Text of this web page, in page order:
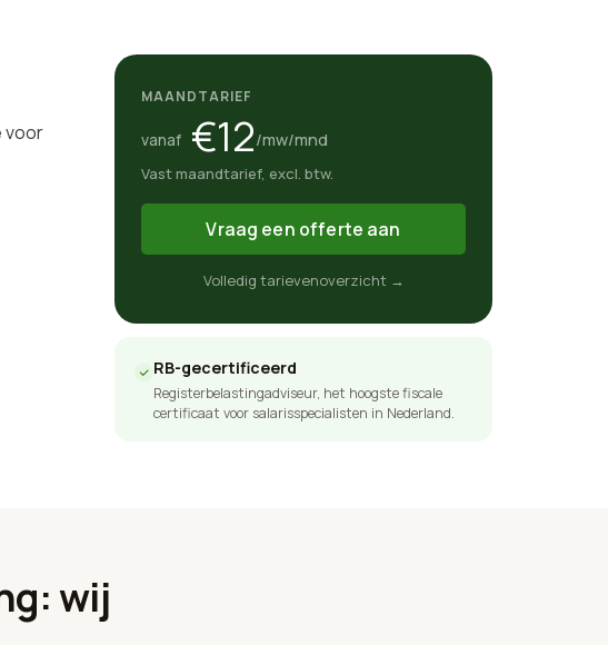
voor
MAANDTARIEF
vanaf €12/mw/mnd
Vast maandtarief, excl. btw.
Vraag een offerte aan
Volledig tarievenoverzicht →
RB-gecertificeerd
Registerbelastingadviseur, het hoogste fiscale
certificaat voor salarisspecialisten in Nederland.
wij